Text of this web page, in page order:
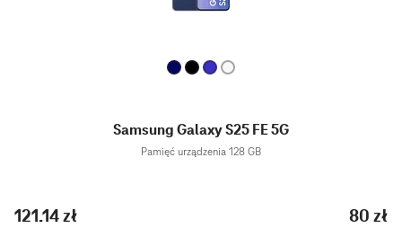
Samsung Galaxy S25 FE 5G
Pamięć urządzenia 128 GB
121.14 zł 80 zł